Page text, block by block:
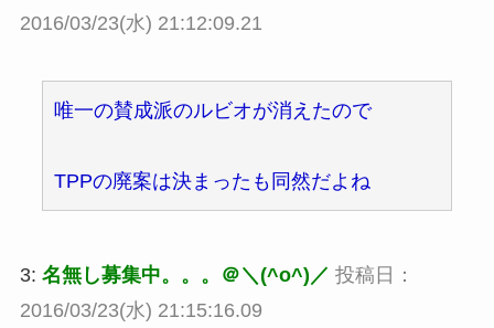
2016/03/23(水) 21:12:09.21
唯一の賛成派のルビオが消えたので
TPPの廃案は決まったも同然だよね
3: 名無し募集中。。。＠＼(^o^)／ 投稿日：
2016/03/23(水) 21:15:16.09